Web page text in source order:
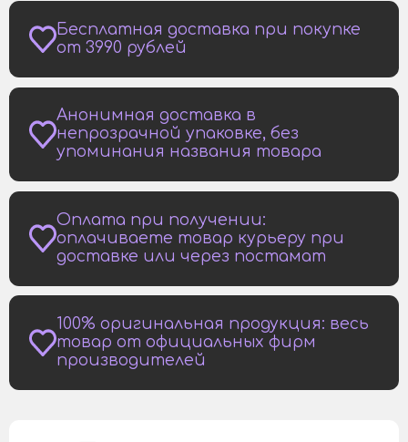
Бесплатная доставка при покупке
от 3990 рублей
Анонимная доставка в
непрозрачной упаковке, без
упоминания названия товара
Оплата при получении:
оплачиваете товар курьеру при
доставке или через постамат
100% оригинальная продукция: весь
товар от официальных фирм
производителей